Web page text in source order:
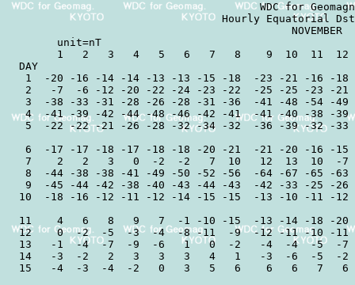
WDC for
Hourly Equatorial
NOVEMBER
unit=nT
1   2   3   4   5   6   7   8    9  10  11
DAY
1  -20 -16 -14 -14 -13 -13 -15 -18  -23 -21 -16 -
2   -7  -6 -12 -20 -22 -24 -23 -22  -25 -25 -23 -21
3  -38 -33 -31 -28 -26 -28 -31 -36  -41 -48 -54 -
4  -41 -39 -42 -44 -48 -46 -42 -41  -41 -40 -38 -39
5  -22 -22 -21 -26 -28 -32 -34 -32  -36 -39 -32 -
6  -17 -17 -18 -17 -18 -18 -20 -21  -21 -20 -16 -
7    2   2   3   0  -2  -2   7  10   12  13  10  -7 -
8  -44 -38 -38 -41 -49 -50 -52 -56  -64 -67 -65 -
9  -45 -44 -42 -38 -40 -43 -44 -43  -42 -33 -25 -
10  -18 -16 -12 -11 -12 -14 -15 -15  -13 -10 -
11    4   6   8   9   7  -1 -10 -15  -13 -14 -18 -
12    0  -2  -5  -3  -4  -8 -11  -9  -12 -11 -10
13   -1  -4  -7  -9  -6   1   0  -2   -4  -4  -5  -
14   -3  -2   2   3   3   3   4   1   -3  -6  -5  -
15   -4  -3  -4  -2   0   3   5   6    6   6   7